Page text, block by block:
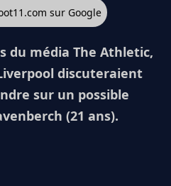
sur Google
du média The Athletic,
discuteraient
sur un possible
(21 ans).